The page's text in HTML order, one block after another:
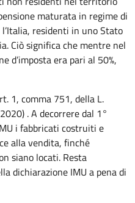
maturata in regime di
residenti in uno Stato
Ciò significa che mentre nel
d’imposta era pari al 50%,
1, comma 751, della L.
. A decorrere dal 1°
i fabbricati costruiti e
alla vendita, finché
siano locati. Resta
dichiarazione IMU a pena di